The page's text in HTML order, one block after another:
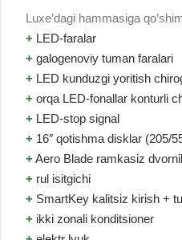
Luxe’dagi hammasiga
+ LED-faralar
+ galogenoviy tuman faralari
+ LED kunduzgi yoritish
+ orqa LED-fonallar konturli
+ LED-stop signal
+ 16″ qotishma disklar (205/
+Aero Blade ramkasiz
+ rul isitgichi
+ SmartKey kalitsiz kirish +
+ ikki zonali konditsioner